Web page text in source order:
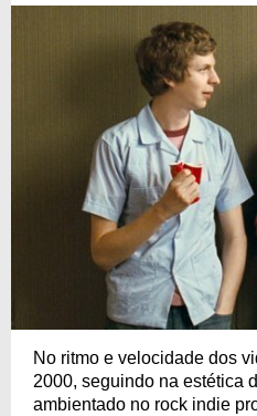
No ritmo e velocidade dos
2000, seguindo na estética
ambientado no rock indie